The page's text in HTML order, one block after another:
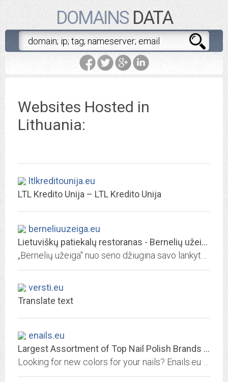
DOMAINSDATA
Websites Hosted in
Lithuania:
ltlkreditounija.eu
LTL Kredito Unija – LTL Kredito Unija
berneliuuzeiga.eu
Lietuviškų patiekalų restoranas - Bernelių užeiga
versti.eu
Translate text
enails.eu
Largest Assortment of Top Nail Polish Brands | Enails.eu